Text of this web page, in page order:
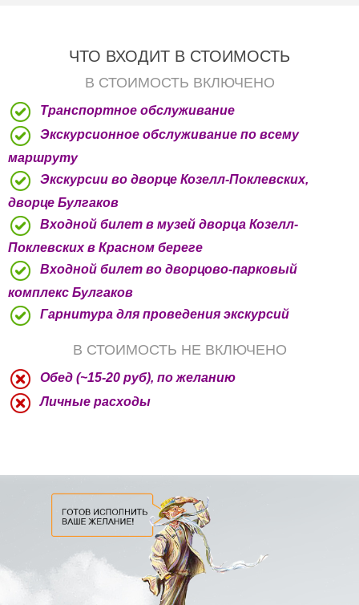
ЧТО ВХОДИТ В СТОИМОСТЬ
В СТОИМОСТЬ ВКЛЮЧЕНО
Транспортное обслуживание
Экскурсионное обслуживание по всему
маршруту
Экскурсии во дворце Козелл-Поклевских,
дворце Булгаков
Входной билет в музей дворца Козелл-
Поклевских в Красном береге
Входной билет во дворцово-парковый
комплекс Булгаков
Гарнитура для проведения экскурсий
В СТОИМОСТЬ НЕ ВКЛЮЧЕНО
Обед (~15-20 руб), по желанию
Личные расходы